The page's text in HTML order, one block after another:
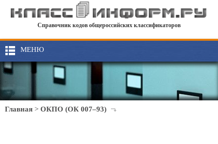
Справочник кодов общероссийских классификаторов
МЕНЮ
Главная > ОКПО (ОК 007–93)